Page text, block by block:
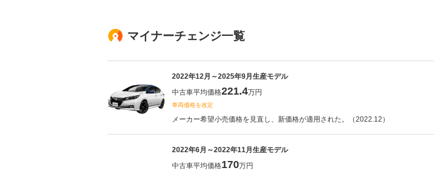
マイナーチェンジ一覧
2022年12月～2025年9月生産モデル
中古車平均価格221.4万円
車両価格を改定
メーカー希望小売価格を見直し、新価格が適用された。（2022.12）
2022年6月～2022年11月生産モデル
中古車平均価格170万円